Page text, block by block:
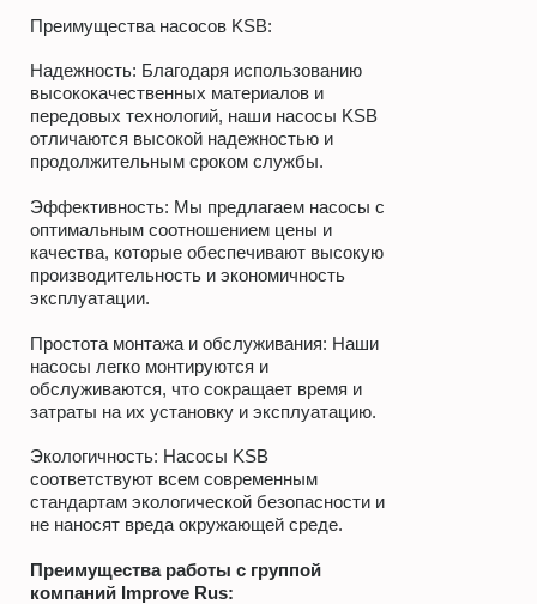
Преимущества насосов KSB:
Надежность: Благодаря использованию
высококачественных материалов и
передовых технологий, наши насосы KSB
отличаются высокой надежностью и
продолжительным сроком службы.
Эффективность: Мы предлагаем насосы с
оптимальным соотношением цены и
качества, которые обеспечивают высокую
производительность и экономичность
эксплуатации.
Простота монтажа и обслуживания: Наши
насосы легко монтируются и
обслуживаются, что сокращает время и
затраты на их установку и эксплуатацию.
Экологичность: Насосы KSB
соответствуют всем современным
стандартам экологической безопасности и
не наносят вреда окружающей среде.
Преимущества работы с группой
компаний Improve Rus: